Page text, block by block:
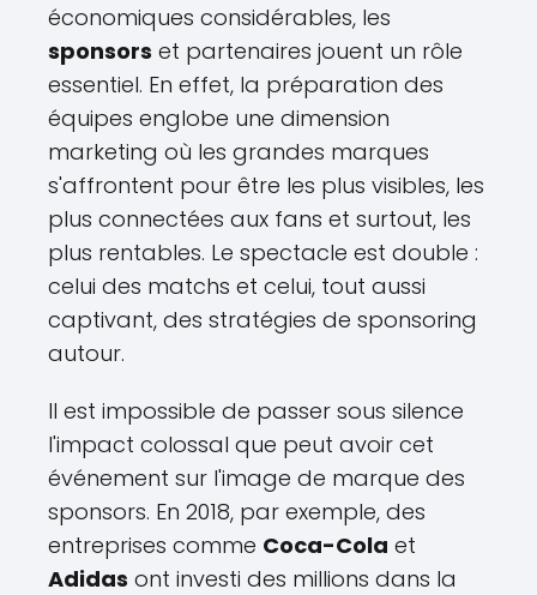
économiques considérables, les
sponsors et partenaires jouent un rôle
essentiel. En effet, la préparation des
équipes englobe une dimension
marketing où les grandes marques
s'affrontent pour être les plus visibles, les
plus connectées aux fans et surtout, les
plus rentables. Le spectacle est double :
celui des matchs et celui, tout aussi
captivant, des stratégies de sponsoring
autour.
Il est impossible de passer sous silence
l'impact colossal que peut avoir cet
événement sur l'image de marque des
sponsors. En 2018, par exemple, des
entreprises comme Coca-Cola et
Adidas ont investi des millions dans la